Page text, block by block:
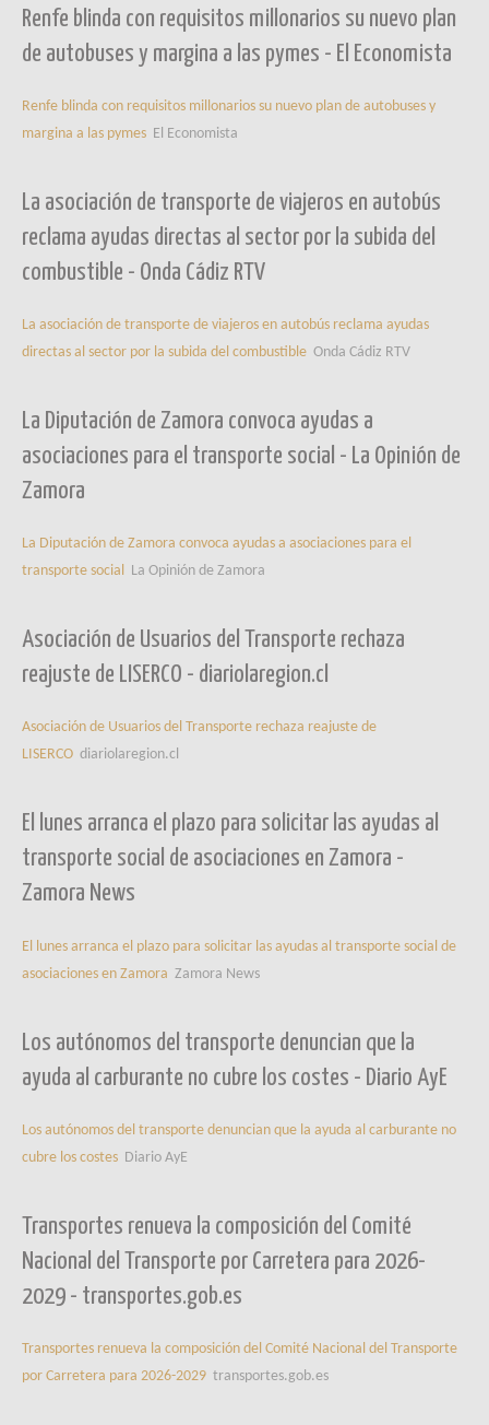
Renfe blinda con requisitos millonarios su nuevo plan
de autobuses y margina a las pymes - El Economista
Renfe blinda con requisitos millonarios su nuevo plan de autobuses y
margina a las pymes El Economista
La asociación de transporte de viajeros en autobús
reclama ayudas directas al sector por la subida del
combustible - Onda Cádiz RTV
La asociación de transporte de viajeros en autobús reclama ayudas
directas al sector por la subida del combustible Onda Cádiz RTV
La Diputación de Zamora convoca ayudas a
asociaciones para el transporte social - La Opinión de
Zamora
La Diputación de Zamora convoca ayudas a asociaciones para el
transporte social La Opinión de Zamora
Asociación de Usuarios del Transporte rechaza
reajuste de LISERCO - diariolaregion.cl
Asociación de Usuarios del Transporte rechaza reajuste de
LISERCO diariolaregion.cl
El lunes arranca el plazo para solicitar las ayudas al
transporte social de asociaciones en Zamora -
Zamora News
El lunes arranca el plazo para solicitar las ayudas al transporte social de
asociaciones en Zamora Zamora News
Los autónomos del transporte denuncian que la
ayuda al carburante no cubre los costes - Diario AyE
Los autónomos del transporte denuncian que la ayuda al carburante no
cubre los costes Diario AyE
Transportes renueva la composición del Comité
Nacional del Transporte por Carretera para 2026-
2029 - transportes.gob.es
Transportes renueva la composición del Comité Nacional del Transporte
por Carretera para 2026-2029 transportes.gob.es